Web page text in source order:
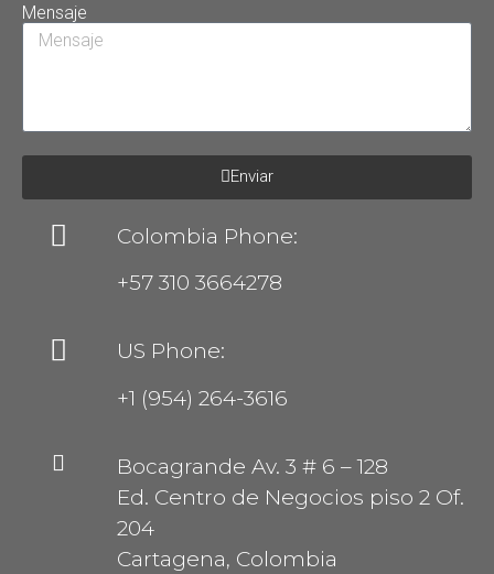
Mensaje
Enviar
Colombia Phone:
+57 310 3664278
US Phone:
+1 (954) 264-3616
Bocagrande Av. 3 # 6 – 128
Ed. Centro de Negocios piso 2 Of.
204
Cartagena, Colombia